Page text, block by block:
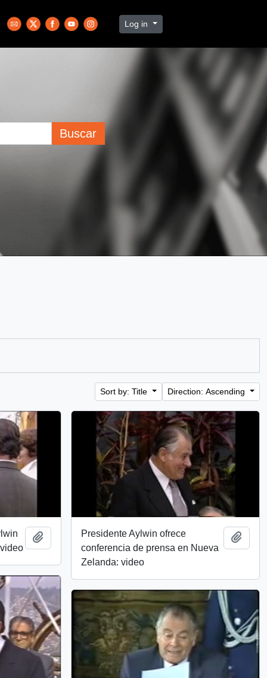
Log in
Buscar
Sort by: Title Direction: Ascending
Add to clipboardPresidente Aylwin ofrece
conferencia de prensa en Nueva
Zelanda: video
Add